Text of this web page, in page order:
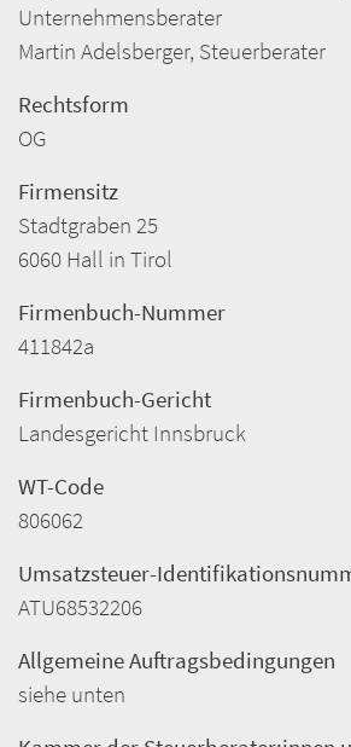
Unternehmensberater
Martin Adelsberger, Steuerberater
Rechtsform
OG
Firmensitz
Stadtgraben 25
6060 Hall in Tirol
Firmenbuch-Nummer
411842a
Firmenbuch-Gericht
Landesgericht Innsbruck
WT-Code
806062
Umsatzsteuer-
ATU68532206
Allgemeine Auftragsbedingungen
siehe unten